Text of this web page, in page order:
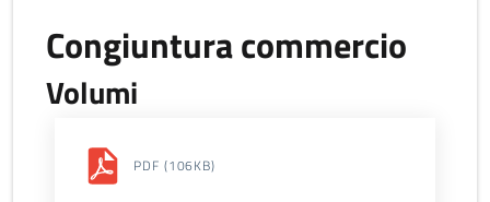
Congiuntura commercio
Volumi
PDF (106KB)